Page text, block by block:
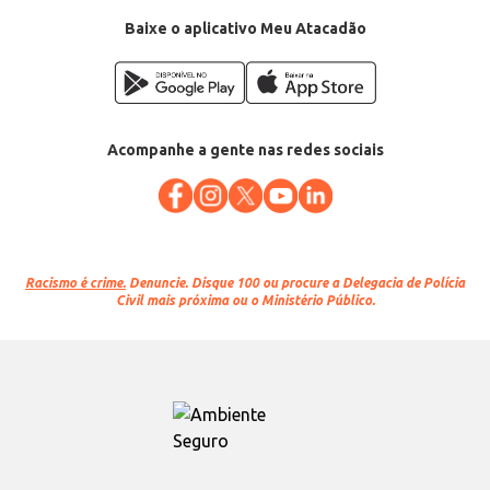
Baixe o aplicativo Meu Atacadão
Acompanhe a gente nas redes sociais
Racismo é crime. Denuncie. Disque 100 ou procure a Delegacia de Polícia
Civil mais próxima ou o Ministério Público.